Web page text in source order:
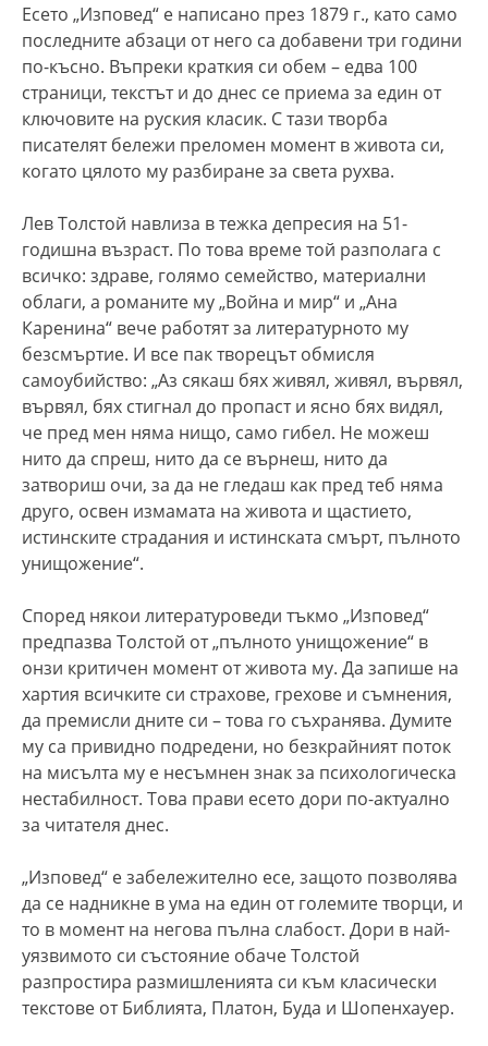
Есето „Изповед“ е написано през 1879 г., като само
последните абзаци от него са добавени три години
по-късно. Въпреки краткия си обем – едва 100
страници, текстът и до днес се приема за един от
ключовите на руския класик. С тази творба
писателят бележи преломен момент в живота си,
когато цялото му разбиране за света рухва.
Лев Толстой навлиза в тежка депресия на 51-
годишна възраст. По това време той разполага с
всичко: здраве, голямо семейство, материални
облаги, а романите му „Война и мир“ и „Ана
Каренина“ вече работят за литературното му
безсмъртие. И все пак творецът обмисля
самоубийство: „Аз сякаш бях живял, живял, вървял,
вървял, бях стигнал до пропаст и ясно бях видял,
че пред мен няма нищо, само гибел. Не можеш
нито да спреш, нито да се върнеш, нито да
затвориш очи, за да не гледаш как пред теб няма
друго, освен измамата на живота и щастието,
истинските страдания и истинската смърт, пълното
унищожение“.
Според някои литературоведи тъкмо „Изповед“
предпазва Толстой от „пълното унищожение“ в
онзи критичен момент от живота му. Да запише на
хартия всичките си страхове, грехове и съмнения,
да премисли дните си – това го съхранява. Думите
му са привидно подредени, но безкрайният поток
на мисълта му е несъмнен знак за психологическа
нестабилност. Това прави есето дори по-актуално
за читателя днес.
„Изповед“ е забележително есе, защото позволява
да се надникне в ума на един от големите творци, и
то в момент на негова пълна слабост. Дори в най-
уязвимото си състояние обаче Толстой
разпростира размишленията си към класически
текстове от Библията, Платон, Буда и Шопенхауер.